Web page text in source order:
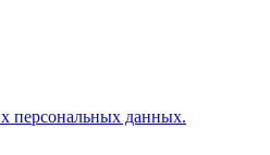
персональных данных.